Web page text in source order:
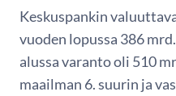
Keskuspankin
vuoden lopussa 386
alussa varanto oli 510
maailman 6. suurin ja